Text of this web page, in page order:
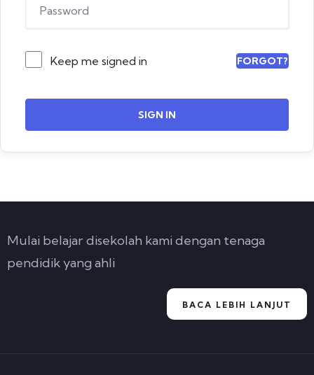
Keep me signed in FORGOT?
SIGN IN
Mulai belajar disekolah kami dengan tenaga
pendidik yang ahli
BACA LEBIH LANJUT